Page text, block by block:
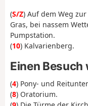
(S/Z) Auf dem Weg
Gras, bei nassem
Pumpstation.
(10) Kalvarienberg.
Einen Besuch
(4) Pony- und
(8) Oratorium.